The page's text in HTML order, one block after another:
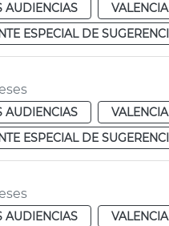
AUDIENCIAS VALENCIA
ESPECIAL DE
AUDIENCIAS VALENCIA
ESPECIAL DE
AUDIENCIAS VALENCIA